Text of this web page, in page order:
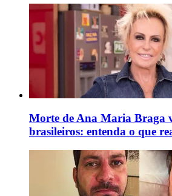
Morte de Ana Maria Braga
brasileiros: entenda o que